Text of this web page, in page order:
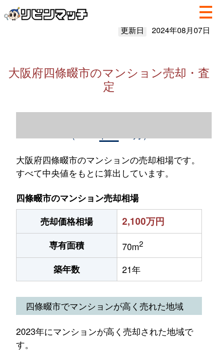
更新日 2024年08月07日
大阪府四條畷市のマンション売却・査
定
大阪府四條畷市のマンションの売却相場です。
すべて中央値をもとに算出しています。
四條畷市のマンション売却相場
売却価格相場
2,100万円
専有面積 70m2
築年数 21年
四條畷市でマンションが高く売れた地域
2023年にマンションが高く売却された地域で
す。